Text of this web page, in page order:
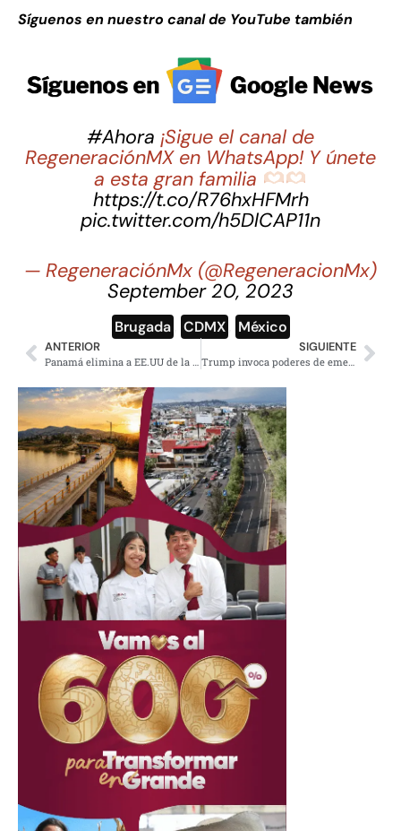
Síguenos en nuestro canal de YouTube también
#Ahora ¡Sigue el canal de
RegeneraciónMX en WhatsApp! Y únete
a esta gran familia
https://t.co/R76hxHFMrh
pic.twitter.com/h5DlCAP11n
— RegeneraciónMx (@RegeneracionMx)
September 20, 2023
Brugada CDMX México
ANTERIOR SIGUIENTE
Trump invoca poderes de emergencia para producir minerales críticos